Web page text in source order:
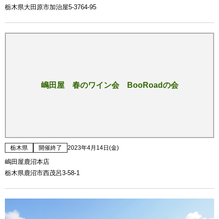
栃木県大田原市加治屋5-3764-95
嶋田屋 春のワイン会 BooRoadの会
栃木県 開催終了 2023年4月14日(金)
嶋田屋鹿沼本店
栃木県鹿沼市西茂呂3-58-1